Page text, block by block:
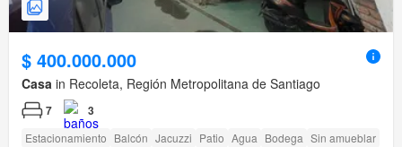
$ 400.000.000
Casa in Recoleta, Región Metropolitana de Santiago
7 3
Estacionamiento Balcón Jacuzzi Patio Agua Bodega Sin amueblar